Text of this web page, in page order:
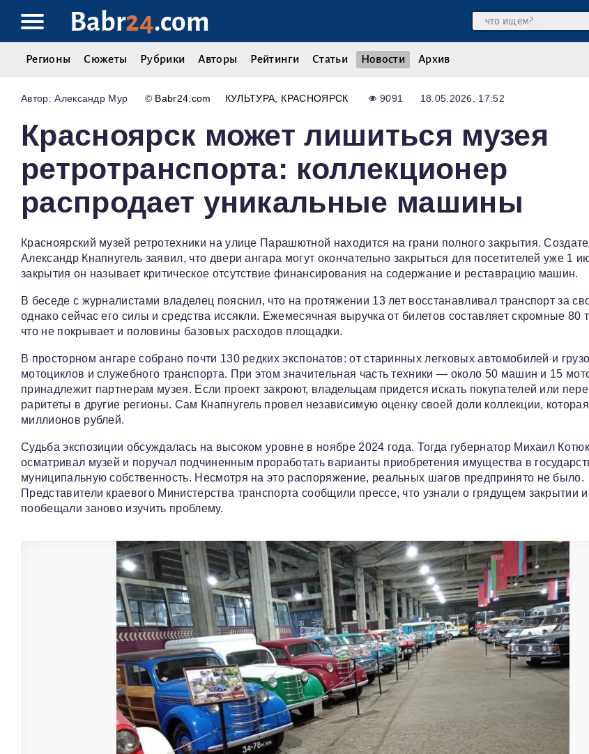
Babr24.com
Регионы Сюжеты Рубрики Авторы Рейтинги Статьи Новости Архив
Александр Мур © Babr24.com КУЛЬТУРА КРАСНОЯРСК 9091 18.05.2026, 17:52
Красноярск может лишиться музея
ретротранспорта: коллекционер
распродает уникальные машины
Красноярский музей ретротехники на улице Парашютной находится на грани полного закрытия.
Александр Кнапнугель заявил, что двери ангара могут окончательно закрыться для посетителей уже 1
закрытия он называет критическое отсутствие финансирования на содержание и реставрацию машин.
В беседе с журналистами владелец пояснил, что на протяжении 13 лет восстанавливал транспорт за
однако сейчас его силы и средства иссякли. Ежемесячная выручка от билетов составляет скромные 80
что не покрывает и половины базовых расходов площадки.
В просторном ангаре собрано почти 130 редких экспонатов: от старинных легковых автомобилей и
мотоциклов и служебного транспорта. При этом значительная часть техники — около 50 машин и 15
принадлежит партнерам музея. Если проект закроют, владельцам придется искать покупателей или
раритеты в другие регионы. Сам Кнапнугель провел независимую оценку своей доли коллекции,
миллионов рублей.
Судьба экспозиции обсуждалась на высоком уровне в ноябре 2024 года. Тогда губернатор Михаил
осматривал музей и поручал подчиненным проработать варианты приобретения имущества в
муниципальную собственность. Несмотря на это распоряжение, реальных шагов предпринято не было.
Представители краевого Министерства транспорта сообщили прессе, что узнали о грядущем закрытии
пообещали заново изучить проблему.